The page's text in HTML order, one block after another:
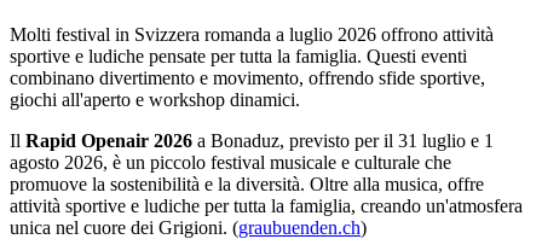
Molti festival in Svizzera romanda a luglio 2026 offrono attività
sportive e ludiche pensate per tutta la famiglia. Questi eventi
combinano divertimento e movimento, offrendo sfide sportive,
giochi all'aperto e workshop dinamici.
Il Rapid Openair 2026 a Bonaduz, previsto per il 31 luglio e 1
agosto 2026, è un piccolo festival musicale e culturale che
promuove la sostenibilità e la diversità. Oltre alla musica, offre
attività sportive e ludiche per tutta la famiglia, creando un'atmosfera
unica nel cuore dei Grigioni. (graubuenden.ch)